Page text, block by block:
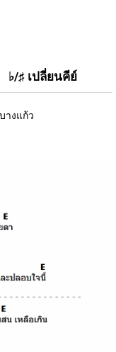
♭/♯ เปลี่ยนคีย์
างแก้ว